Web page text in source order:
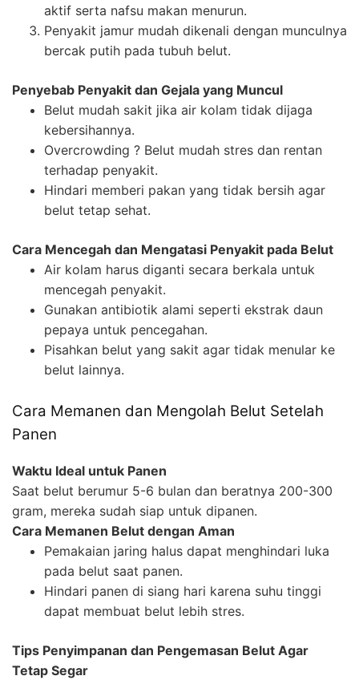
aktif serta nafsu makan menurun.
Penyakit jamur mudah dikenali dengan munculnya
bercak putih pada tubuh belut.
Penyebab Penyakit dan Gejala yang Muncul
Belut mudah sakit jika air kolam tidak dijaga
kebersihannya.
Overcrowding ? Belut mudah stres dan rentan
terhadap penyakit.
Hindari memberi pakan yang tidak bersih agar
belut tetap sehat.
Cara Mencegah dan Mengatasi Penyakit pada Belut
Air kolam harus diganti secara berkala untuk
mencegah penyakit.
Gunakan antibiotik alami seperti ekstrak daun
pepaya untuk pencegahan.
Pisahkan belut yang sakit agar tidak menular ke
belut lainnya.
Cara Memanen dan Mengolah Belut Setelah
Panen
Waktu Ideal untuk Panen
Saat belut berumur 5-6 bulan dan beratnya 200-300
gram, mereka sudah siap untuk dipanen.
Cara Memanen Belut dengan Aman
Pemakaian jaring halus dapat menghindari luka
pada belut saat panen.
Hindari panen di siang hari karena suhu tinggi
dapat membuat belut lebih stres.
Tips Penyimpanan dan Pengemasan Belut Agar
Tetap Segar